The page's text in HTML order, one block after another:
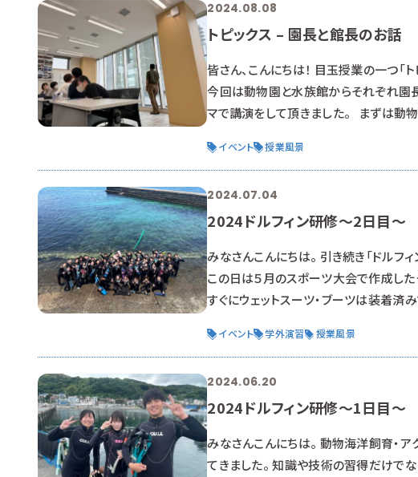
2024.08.08
トピックス – 園長と館長のお話
皆さん、こんにちは！ 目玉授業の一つ「
今回は動物園と水族館からそれぞれ園
マで講演をして頂きました。 まずは動
り、学生はドキドキです。 印象的だった
イベント 授業風景
2024.07.04
2024ドルフィン研修～2日目～
みなさんこんにちは。 引き続き「ドルフ
この日は５月のスポーツ大会で作成し
すぐにウェットスーツ・ブーツは装着
学生たちが一緒になっているのがいい
イベント 学外演習 授業風景
2024.06.20
2024ドルフィン研修～1日目～
みなさんこんにちは。 動物海洋飼育・
てきました。 知識や技術の習得だけで